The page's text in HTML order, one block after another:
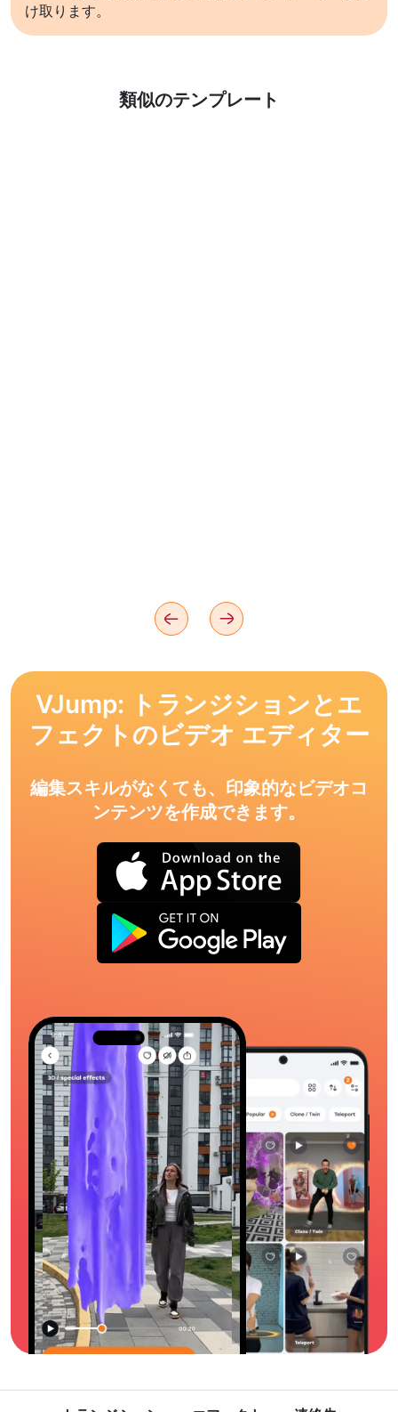
け取ります。
類似のテンプレート
詳しくはこちら
VJump: トランジションとエ
フェクトのビデオ エディター
編集スキルがなくても、印象的なビデオコ
ンテンツを作成できます。